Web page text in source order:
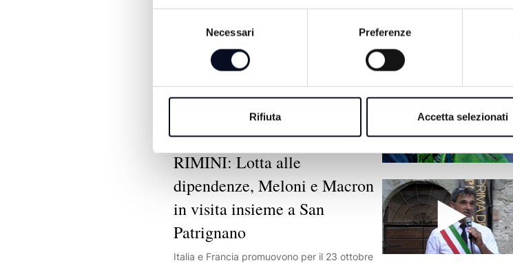
Necessari Preferenze
Rifiuta Accetta selezionati
7 AGOSTO 2026
RIMINI: Lotta alle
dipendenze, Meloni e Macron
in visita insieme a San
Patrignano
Italia e Francia promuovono per il 23 ottobre